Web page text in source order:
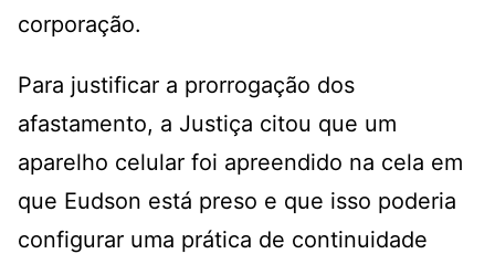
corporação.
Para justificar a prorrogação dos
afastamento, a Justiça citou que um
aparelho celular foi apreendido na cela em
que Eudson está preso e que isso poderia
configurar uma prática de continuidade